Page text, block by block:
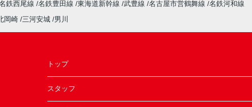
鉄西尾線 名鉄豊田線 東海道新幹線 武豊線 名古屋市営鶴舞線 名鉄河和線
岡崎 三河安城 男川
トップ
スタッフ